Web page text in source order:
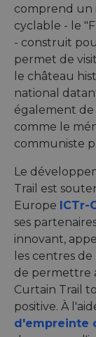
comprend un
cyclable - le
- construit
permet de
le château
national
également de
comme le
communiste
Le
Trail est
Europe ICTr-
ses
innovant,
les centres
de permettre
Curtain Trail
positive. À
d'empreinte